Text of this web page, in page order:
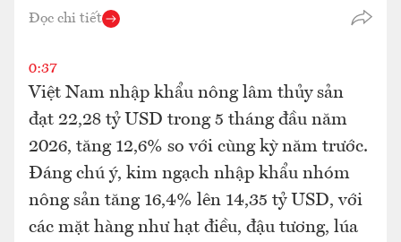
Đọc chi tiết
0:37
Việt Nam nhập khẩu nông lâm thủy sản
đạt 22,28 tỷ USD trong 5 tháng đầu năm
2026, tăng 12,6% so với cùng kỳ năm trước.
Đáng chú ý, kim ngạch nhập khẩu nhóm
nông sản tăng 16,4% lên 14,35 tỷ USD, với
các mặt hàng như hạt điều, đậu tương, lúa